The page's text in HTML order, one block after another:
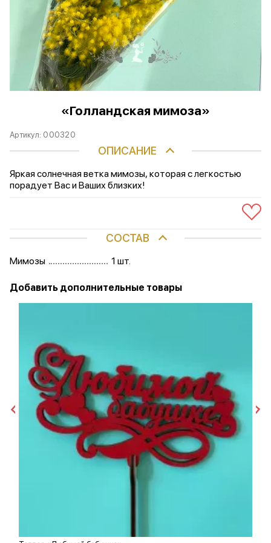
«Голландская мимоза»
Артикул: 000320
ОПИСАНИЕ
Яркая солнечная ветка мимозы, которая с легкостью
порадует Вас и Ваших близких!
СОСТАВ
Мимозы 1 шт.
Добавить дополнительные товары